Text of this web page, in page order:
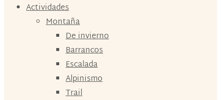
Actividades
Montaña
De invierno
Barrancos
Escalada
Alpinismo
Trail